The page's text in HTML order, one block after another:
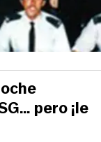
pero ¡le